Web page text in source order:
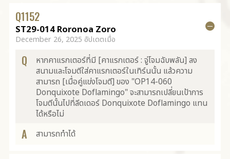
Q1152
ST29-014 Roronoa Zoro
December 26, 2025 อัปเดตเมื่อ
Q
หากคาแรกเตอร์ที่มี [คาแรกเตอร์ : จู่โจมฉับพลัน] ลง
สนามและโจมตีใส่คาแรกเตอร์ในเทิร์นนั้น แล้วความ
สามารถ [เมื่อคู่แข่งโจมตี] ของ "OP14-060
Donquixote Doflamingo" จะสามารถเปลี่ยนเป้าการ
โจมตีนั้นไปที่ลีดเดอร์ Donquixote Doflamingo แทน
ได้หรือไม่
A สามารถทำได้